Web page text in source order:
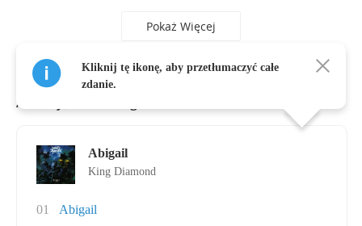
Pokaż Więcej
Kliknij tę ikonę, aby przetłumaczyć całe
zdanie.
Albumy, autor: King Diamond
Abigail
King Diamond
01
Abigail